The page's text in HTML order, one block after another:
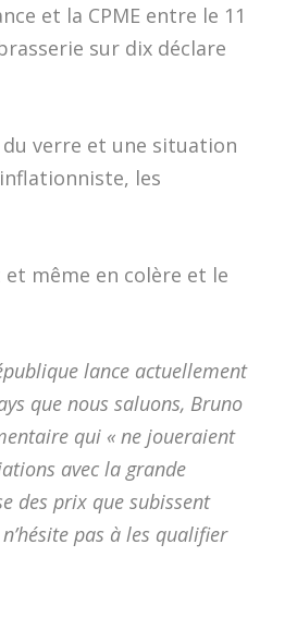
et la CPME entre le 11
sur dix déclare
du verre et une situation
les
même en colère et le
lance actuellement
que nous saluons, Bruno
qui « ne joueraient
avec la grande
des prix que subissent
pas à les qualifier